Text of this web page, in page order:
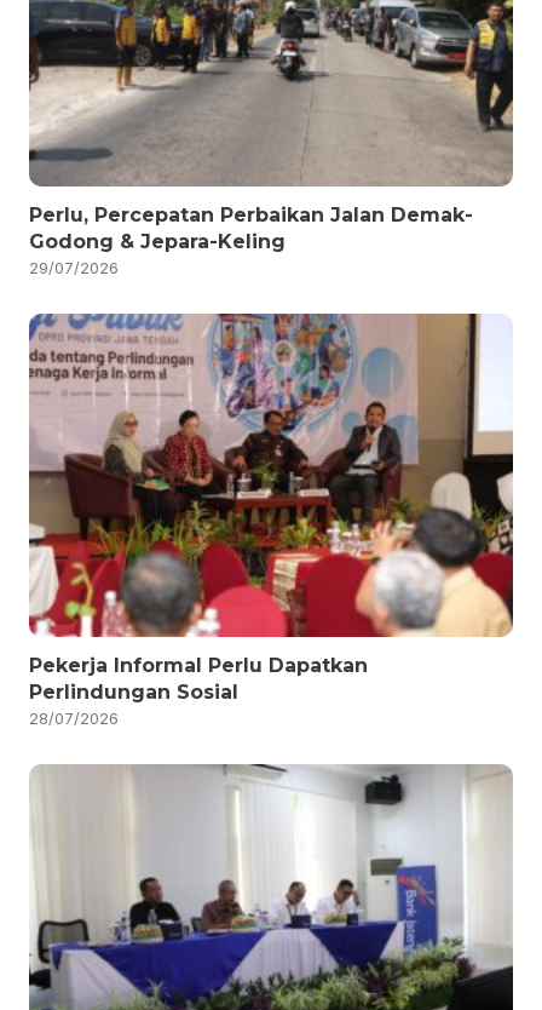
Perlu, Percepatan Perbaikan Jalan Demak-
Godong & Jepara-Keling
29/07/2026
Pekerja Informal Perlu Dapatkan
Perlindungan Sosial
28/07/2026